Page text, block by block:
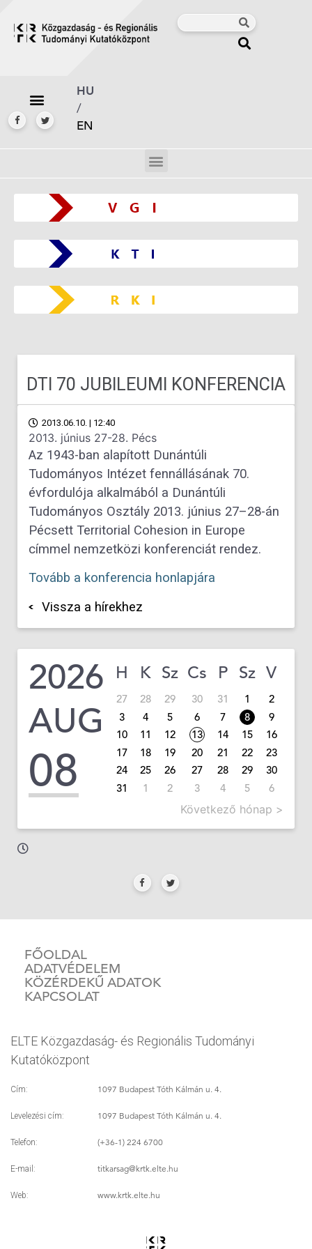
HU
/
EN
DTI 70 JUBILEUMI KONFERENCIA
2013.06.10. | 12:40
2013. június 27-28. Pécs
Az 1943-ban alapított Dunántúli
Tudományos Intézet fennállásának 70.
évfordulója alkalmából a Dunántúli
Tudományos Osztály 2013. június 27–28-án
Pécsett Territorial Cohesion in Europe
címmel nemzetközi konferenciát rendez.
Tovább a konferencia honlapjára
Vissza a hírekhez
2026
AUG
08
H K Sz Cs P Sz V
27 28 29 30 31 1
2
3
4 5 6 7 8
9
10
11 12 13 14 15
16
17
18 19 20 21 22
23
24
25 26 27 28 29
30
31
1 2 3 4 5 6
Következő hónap >
FŐOLDAL
ADATVÉDELEM
KÖZÉRDEKŰ ADATOK
KAPCSOLAT
ELTE Közgazdaság- és Regionális Tudományi
Kutatóközpont
Cím: 1097 Budapest Tóth Kálmán u. 4.
Levelezési cím: 1097 Budapest Tóth Kálmán u. 4.
Telefon: (+36-1) 224 6700
E-mail: titkarsag@krtk.elte.hu
Web: www.krtk.elte.hu